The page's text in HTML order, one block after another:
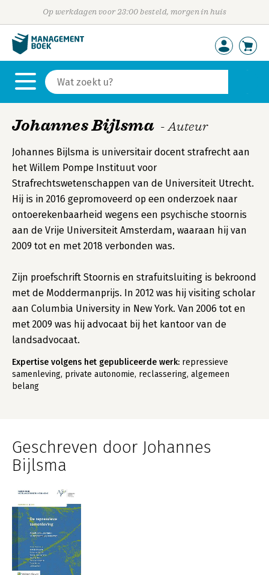
Op werkdagen voor 23:00 besteld, morgen in huis
Johannes Bijlsma - Auteur
Johannes Bijlsma is universitair docent strafrecht aan
het Willem Pompe Instituut voor
Strafrechtswetenschappen van de Universiteit Utrecht.
Hij is in 2016 gepromoveerd op een onderzoek naar
ontoerekenbaarheid wegens een psychische stoornis
aan de Vrije Universiteit Amsterdam, waaraan hij van
2009 tot en met 2018 verbonden was.
Zijn proefschrift Stoornis en strafuitsluiting is bekroond
met de Moddermanprijs. In 2012 was hij visiting scholar
aan Columbia University in New York. Van 2006 tot en
met 2009 was hij advocaat bij het kantoor van de
landsadvocaat.
Expertise volgens het gepubliceerde werk: repressieve
samenleving, private autonomie, reclassering, algemeen
belang
Geschreven door Johannes
Bijlsma